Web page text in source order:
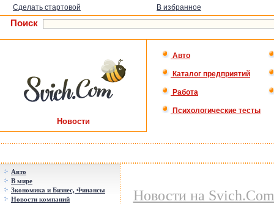
Сделать стартовой В избранное
Поиск
Новости
Авто
Каталог предприятий
Работа
Психологические тесты
Авто
В мире
Зкономика и Бизнес, Финансы
Новости компаний
Новости на Svich.Com